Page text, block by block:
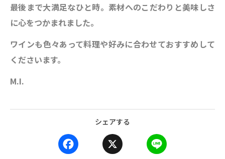
最後まで大満足なひと時。素材へのこだわりと美味しさ
に心をつかまれました。
ワインも色々あって料理や好みに合わせておすすめして
くださいます。
M.I.
シェアする